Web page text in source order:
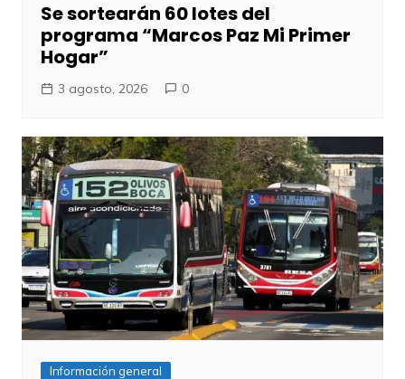
Se sortearán 60 lotes del
programa “Marcos Paz Mi Primer
Hogar”
3 agosto, 2026 0
Información general